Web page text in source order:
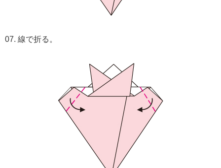
07. 線で折る。